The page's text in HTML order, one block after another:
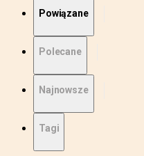
Powiązane
Polecane
Najnowsze
Tagi